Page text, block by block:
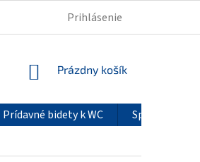
ÚDAJOV REKLAMÁCIE
Prihlásenie
NÁKUPNÝ
Prázdny košík
Prídavné bidety k WC
Sprchové